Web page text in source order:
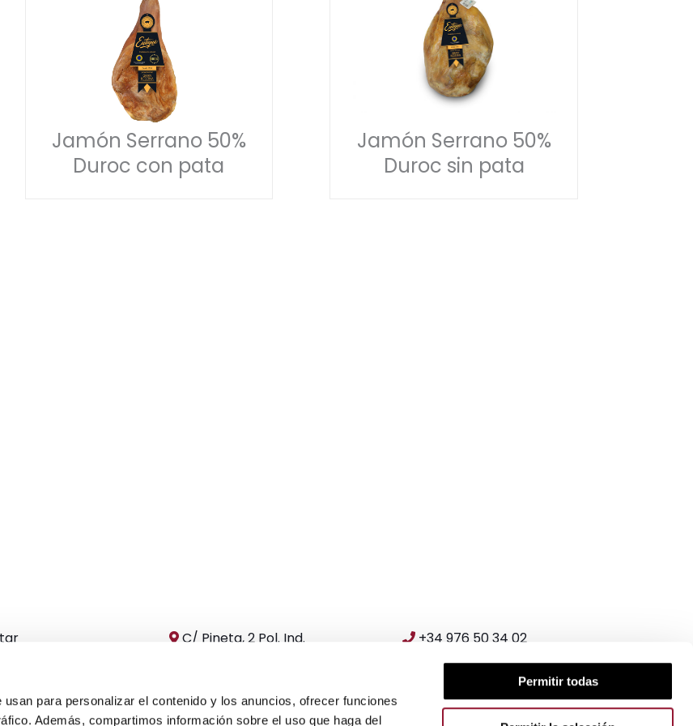
para personalizar el contenido y los anuncios, ofrecer funciones
Además, compartimos información sobre el uso que haga del
Permitir todas
Jamón Serrano 50%
Duroc con pata
Jamón Serrano 50%
Duroc sin pata
C/ Pineta, 2 Pol. Ind.
Zaragoza
+34 976 50 34 02
export@eutiquio.es
comercial@eutiquio.es